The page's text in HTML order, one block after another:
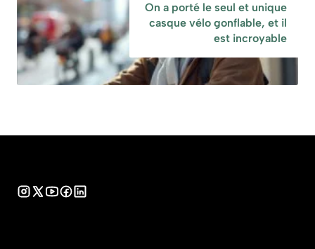
On a porté le seul et unique
casque vélo gonflable, et il
est incroyable